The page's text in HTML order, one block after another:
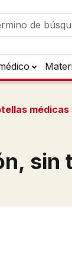
médicas
sin